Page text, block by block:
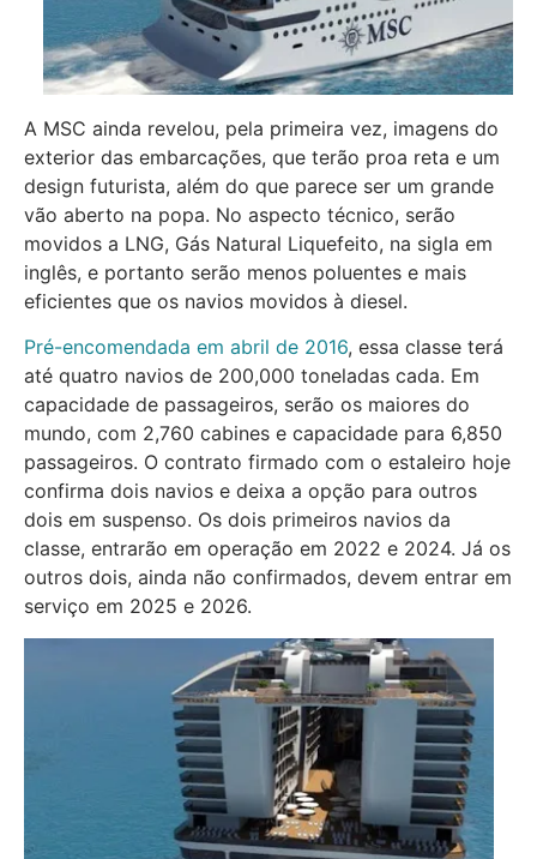
A MSC ainda revelou, pela primeira vez, imagens do
exterior das embarcações, que terão proa reta e um
design futurista, além do que parece ser um grande
vão aberto na popa. No aspecto técnico, serão
movidos a LNG, Gás Natural Liquefeito, na sigla em
inglês, e portanto serão menos poluentes e mais
eficientes que os navios movidos à diesel.
Pré-encomendada em abril de 2016, essa classe terá
até quatro navios de 200,000 toneladas cada. Em
capacidade de passageiros, serão os maiores do
mundo, com 2,760 cabines e capacidade para 6,850
passageiros. O contrato firmado com o estaleiro hoje
confirma dois navios e deixa a opção para outros
dois em suspenso. Os dois primeiros navios da
classe, entrarão em operação em 2022 e 2024. Já os
outros dois, ainda não confirmados, devem entrar em
serviço em 2025 e 2026.